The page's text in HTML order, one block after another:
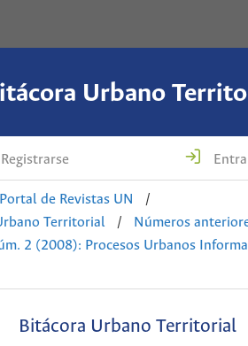
Urbano
Registrarse
Portal de Revistas UN
/
Territorial
/
Números
2 (2008): Procesos Urbanos
Bitácora Urbano Territorial